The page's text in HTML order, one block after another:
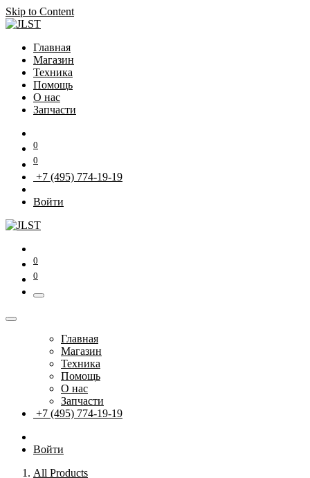
Skip to Content
Главная
Магазин
Техника
Помощь
О нас
Запчасти
0
0
+7 (495) 774-19-19
Войти
0
0
Главная
Магазин
Техника
Помощь
О нас
Запчасти
+7 (495) 774-19-19
Войти
All Products